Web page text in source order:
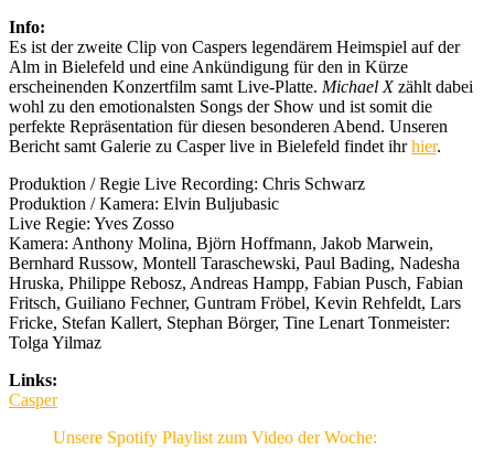
Info:
Es ist der zweite Clip von Caspers legendärem Heimspiel auf der
Alm in Bielefeld und eine Ankündigung für den in Kürze
erscheinenden Konzertfilm samt Live-Platte. Michael Xzählt dabei
wohl zu den emotionalsten Songs der Show und ist somit die
perfekte Repräsentation für diesen besonderen Abend. Unseren
Bericht samt Galerie zu Casper live in Bielefeld findet ihrhier.
Produktion / Regie Live Recording: Chris Schwarz
Produktion / Kamera: Elvin Buljubasic
Live Regie: Yves Zosso
Kamera: Anthony Molina, Björn Hoffmann, Jakob Marwein,
Bernhard Russow, Montell Taraschewski, Paul Bading, Nadesha
Hruska, Philippe Rebosz, Andreas Hampp, Fabian Pusch, Fabian
Fritsch, Guiliano Fechner, Guntram Fröbel, Kevin Rehfeldt, Lars
Fricke, Stefan Kallert, Stephan Börger, Tine Lenart Tonmeister:
Tolga Yilmaz
Links:
Casper
Unsere Spotify Playlist zum Video der Woche: